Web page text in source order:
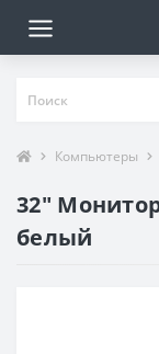
Компьютеры
32" Монитор
белый